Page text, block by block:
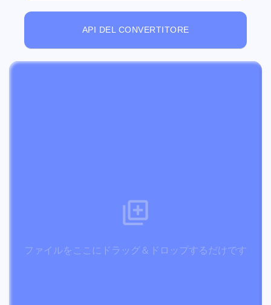
API DEL CONVERTITORE
ファイルをここにドラッグ＆ドロップするだけです